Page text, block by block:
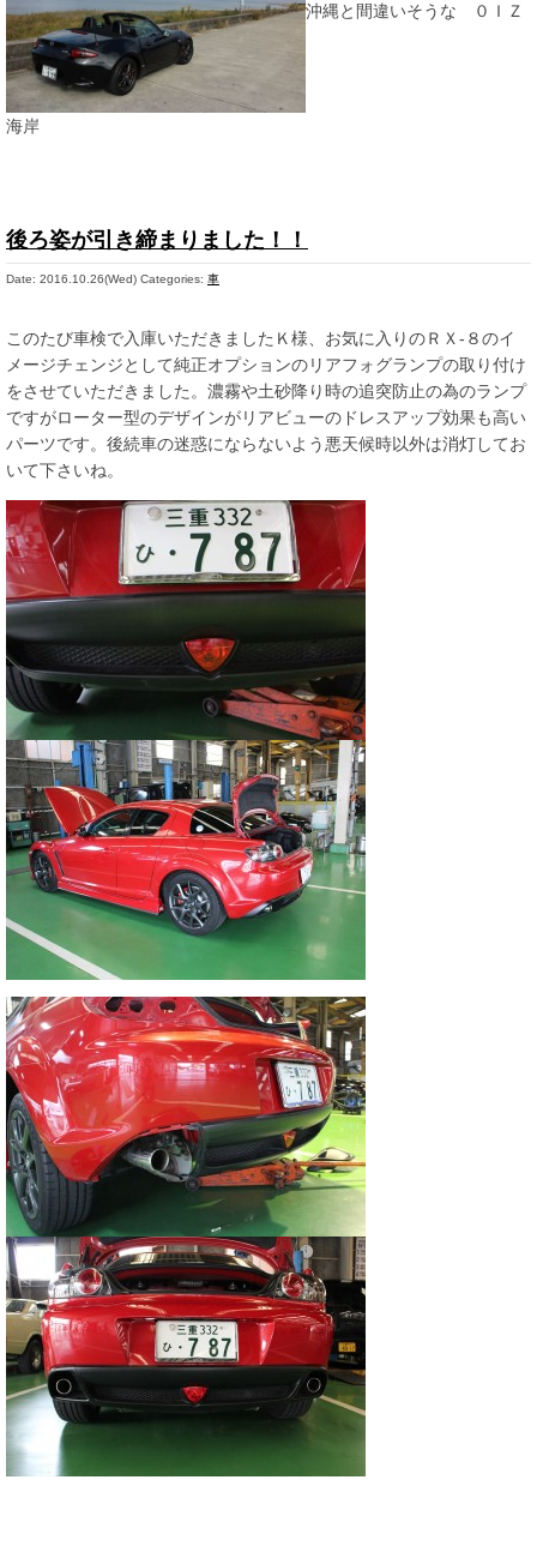
沖縄と間違いそうな ０ＩＺ
海岸
後ろ姿が引き締まりました！！
Date: 2016.10.26(Wed) Categories: 車
このたび車検で入庫いただきましたＫ様、お気に入りのＲＸ-８のイ
メージチェンジとして純正オプションのリアフォグランプの取り付け
をさせていただきました。濃霧や土砂降り時の追突防止の為のランプ
ですがローター型のデザインがリアビューのドレスアップ効果も高い
パーツです。後続車の迷惑にならないよう悪天候時以外は消灯してお
いて下さいね。